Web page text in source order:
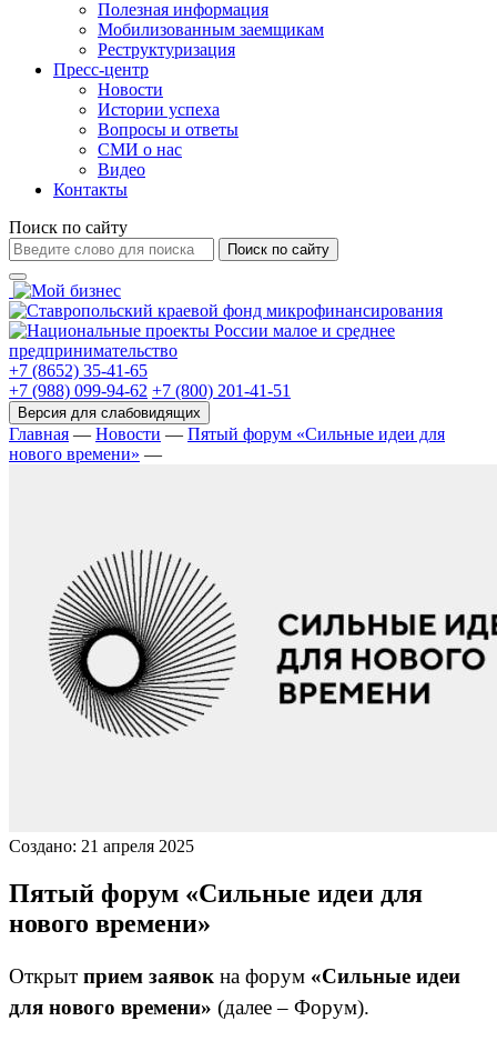
Полезная информация
Мобилизованным заемщикам
Реструктуризация
Пресс-центр
Новости
Истории успеха
Вопросы и ответы
СМИ о нас
Видео
Контакты
Поиск по сайту
Поиск по сайту
+7 (8652) 35-41-65
+7 (988) 099-94-62 +7 (800) 201-41-51
Главная — Новости — Пятый форум «Сильные идеи для
нового времени» —
Создано: 21 апреля 2025
Пятый форум «Сильные идеи для
нового времени»
Открыт прием заявок на форум «Сильные идеи
для нового времени» (далее – Форум).